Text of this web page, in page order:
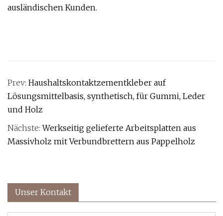
ausländischen Kunden.
Prev: Haushaltskontaktzementkleber auf
Lösungsmittelbasis, synthetisch, für Gummi, Leder
und Holz
Nächste:Werkseitig gelieferte Arbeitsplatten aus
Massivholz mit Verbundbrettern aus Pappelholz
Unser Kontakt